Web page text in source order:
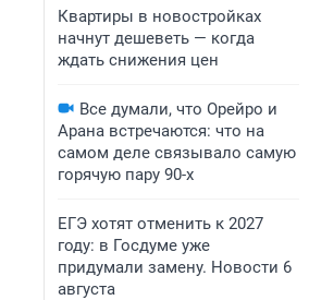
Квартиры в новостройках
начнут дешеветь — когда
ждать снижения цен
Все думали, что Орейро и
Арана встречаются: что на
самом деле связывало самую
горячую пару 90-х
ЕГЭ хотят отменить к 2027
году: в Госдуме уже
придумали замену. Новости 6
августа